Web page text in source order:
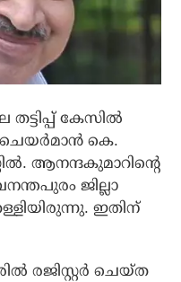
കേസിൽ
ചെയര്‍മാന്‍ കെ.
ആനന്ദകുമാറിൻ്റെ
ജില്ലാ
ഇതിന്
രജിസ്റ്റർ ചെയ്ത